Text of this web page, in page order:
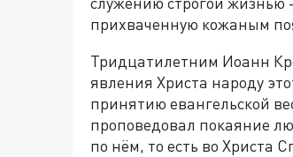
прихваченную кожаным
Тридцатилетним Иоанн
явления Христа народу
принятию евангельской
проповедовал покаяние
по нём, то есть во Христа